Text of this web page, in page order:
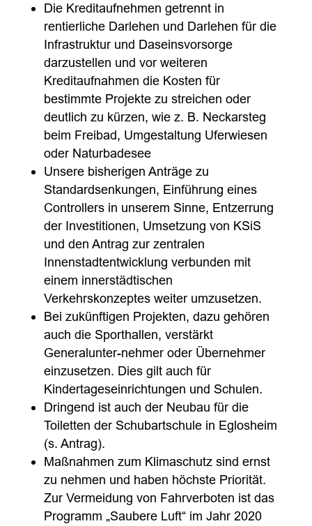
Die Kreditaufnehmen getrennt in
rentierliche Darlehen und Darlehen für die
Infrastruktur und Daseinsvorsorge
darzustellen und vor weiteren
Kreditaufnahmen die Kosten für
bestimmte Projekte zu streichen oder
deutlich zu kürzen, wie z. B. Neckarsteg
beim Freibad, Umgestaltung Uferwiesen
oder Naturbadesee
Unsere bisherigen Anträge zu
Standardsenkungen, Einführung eines
Controllers in unserem Sinne, Entzerrung
der Investitionen, Umsetzung von KSiS
und den Antrag zur zentralen
Innenstadtentwicklung verbunden mit
einem innerstädtischen
Verkehrskonzeptes weiter umzusetzen.
Bei zukünftigen Projekten, dazu gehören
auch die Sporthallen, verstärkt
Generalunter-nehmer oder Übernehmer
einzusetzen. Dies gilt auch für
Kindertageseinrichtungen und Schulen.
Dringend ist auch der Neubau für die
Toiletten der Schubartschule in Eglosheim
(s. Antrag).
Maßnahmen zum Klimaschutz sind ernst
zu nehmen und haben höchste Priorität.
Zur Vermeidung von Fahrverboten ist das
Programm „Saubere Luft“ im Jahr 2020